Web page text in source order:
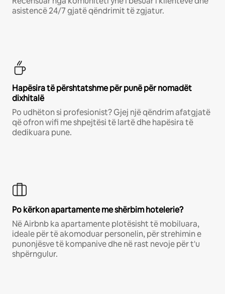
asistencë 24/7 gjatë qëndrimit të zgjatur.
Hapësira të përshtatshme për punë për nomadët
dixhitalë
Po udhëton si profesionist? Gjej një qëndrim afatgjatë
që ofron wifi me shpejtësi të lartë dhe hapësira të
dedikuara pune.
Po kërkon apartamente me shërbim hotelerie?
Në Airbnb ka apartamente plotësisht të mobiluara,
ideale për të akomoduar personelin, për strehimin e
punonjësve të kompanive dhe në rast nevoje për t'u
shpërngulur.